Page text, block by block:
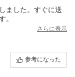
ました。すぐに送
。
さらに表示
参考になった